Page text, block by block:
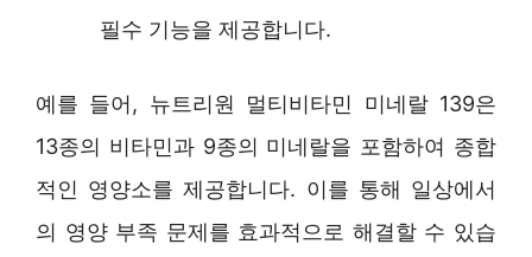
필수 기능을 제공합니다.
예를 들어, 뉴트리원 멀티비타민 미네랄 139은
13종의 비타민과 9종의 미네랄을 포함하여 종합
적인 영양소를 제공합니다. 이를 통해 일상에서
의 영양 부족 문제를 효과적으로 해결할 수 있습